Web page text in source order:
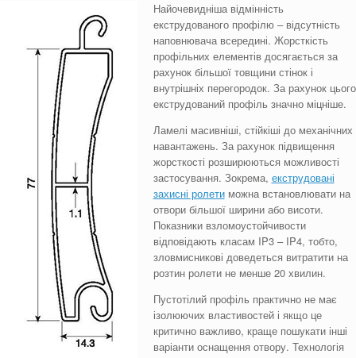
Найочевидніша відмінність
екструдованого профілю – відсутність
наповнювача всередині. Жорсткість
профільних елементів досягається за
рахунок більшої товщини стінок і
внутрішніх перегородок. За рахунок цього
екструдований профіль значно міцніше.
Ламелі масивніші, стійкіші до механічних
навантажень. За рахунок підвищення
жорсткості розширюються можливості
застосування. Зокрема, екструдовані
захисні ролетиможна встановлювати на
отвори більшої ширини або висоти.
Показники взломоустойчивости
відповідають класам IP3 – IP4, тобто,
зловмисникові доведеться витратити на
розтин ролети не менше 20 хвилин.
Пустотілий профіль практично не має
ізолюючих властивостей і якщо це
критично важливо, краще пошукати інші
варіанти оснащення отвору. Технологія